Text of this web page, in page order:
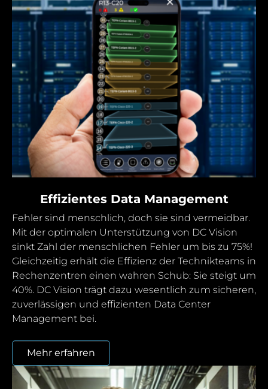
Effizientes Data Management
Fehler sind menschlich, doch sie sind vermeidbar.
Mit der optimalen Unterstützung von DC Vision
sinkt Zahl der menschlichen Fehler um bis zu 75%!
Gleichzeitig erhält die Effizienz der Technikteams in
Rechenzentren einen wahren Schub: Sie steigt um
40%. DC Vision trägt dazu wesentlich zum sicheren,
zuverlässigen und effizienten Data Center
Management bei.
Mehr erfahren